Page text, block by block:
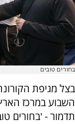
בחורים טובים
בצל מגיפת
השבוע במרכז
תדמור - 'בחורים